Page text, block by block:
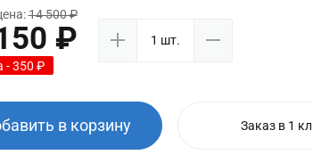
14 500 ₽
₽
- 350 ₽
в корзину Заказ в 1